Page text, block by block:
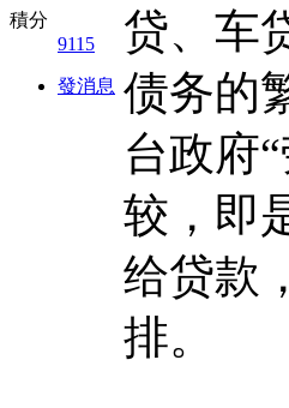
積分
9115
發消息
贷、车
债务的
台政府
较，即
给贷款
排。